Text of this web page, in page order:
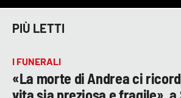
PIÙ LETTI
I FUNERALI
«La morte di Andrea ci
vita sia preziosa e fragile», a